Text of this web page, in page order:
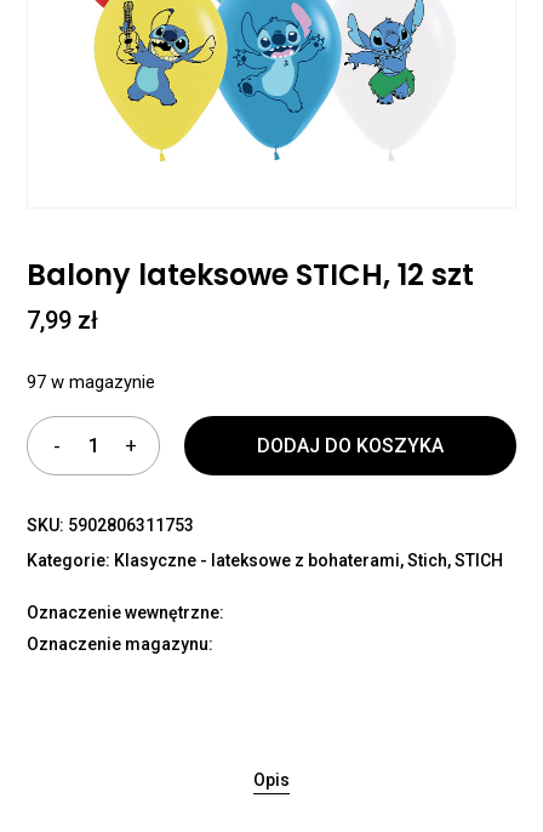
Balony lateksowe STICH, 12 szt
7,99 zł
97 w magazynie
DODAJ DO KOSZYKA
SKU: 5902806311753
Kategorie: Klasyczne - lateksowe z bohaterami,Stich,STICH
Oznaczenie wewnętrzne:
Oznaczenie magazynu:
Opis